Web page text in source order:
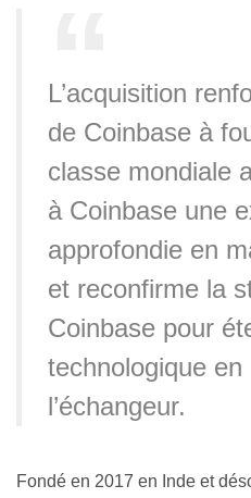
L’acquisition
de Coinbase à
classe mondiale
à Coinbase une
approfondie en
et reconfirme la
Coinbase pour
technologique en
l’échangeur.
Fondé en 2017 en Inde et